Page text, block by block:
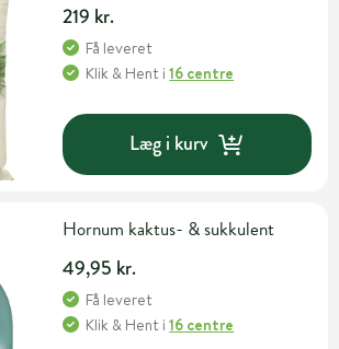
219 kr.
Få leveret
Klik & Hent i16 centre
Læg i kurv
Hornum kaktus- & sukkulent
49,95 kr.
Få leveret
Klik & Hent i16 centre